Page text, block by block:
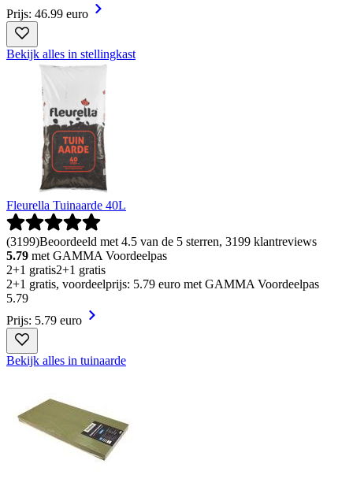
Prijs: 46.99 euro
Bekijk alles in stellingkast
Fleurella Tuinaarde 40L
(3199)Beoordeeld met 4.5 van de 5 sterren, 3199 klantreviews
5.79 met GAMMA Voordeelpas
2+1 gratis2+1 gratis
2+1 gratis, voordeelprijs: 5.79 euro met GAMMA Voordeelpas
5.79
Prijs: 5.79 euro
Bekijk alles in tuinaarde